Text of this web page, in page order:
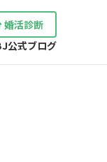
婚活診断
公式ブログ